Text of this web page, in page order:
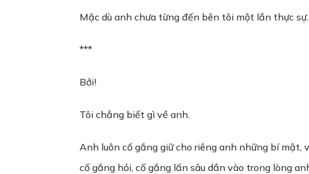
Mặc dù anh chưa từng đến bên tôi một lần thực sự.
***
Bởi!
Tôi chẳng biết gì về anh.
Anh luôn cố gắng giữ cho riêng anh những bí mật,
cố gắng hỏi, cố gắng lấn sâu dần vào trong lòng